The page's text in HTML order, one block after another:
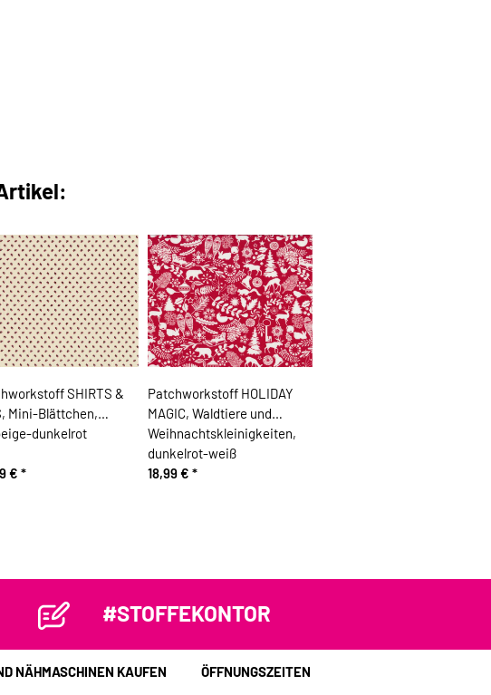
SHIRTS &
Mini-Blättchen,
dunkelrot
€ *
Patchworkstoff HOLIDAY
MAGIC, Waldtiere und
Weihnachtskleinigkeiten,
dunkelrot-weiß
18,99 € *
#STOFFEKONTOR
NÄHMASCHINEN KAUFEN
ÖFFNUNGSZEITEN